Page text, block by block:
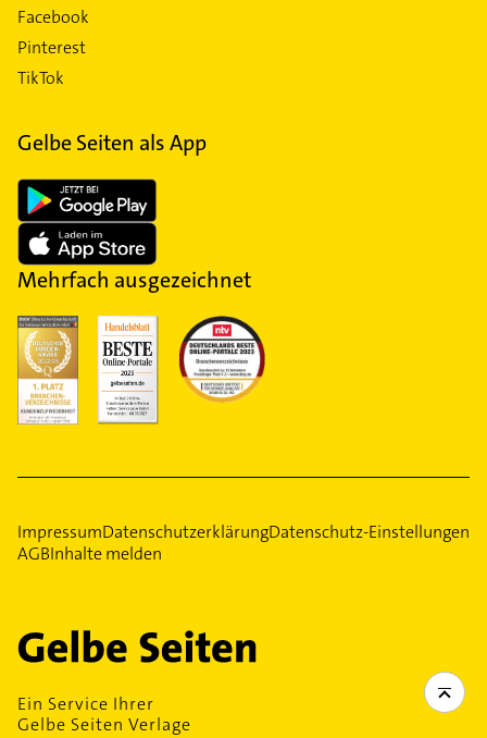
Facebook
Pinterest
TikTok
Gelbe Seiten als App
Mehrfach ausgezeichnet
ImpressumDatenschutzerklärungDatenschutz-Einstellungen
AGBInhalte melden
Ein Service Ihrer
Gelbe Seiten Verlage